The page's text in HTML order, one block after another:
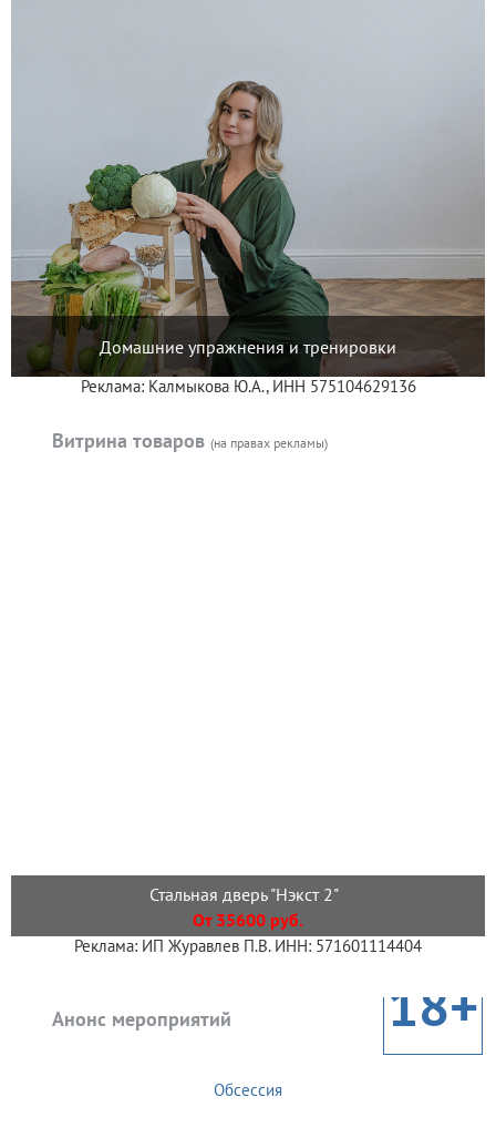
Домашние упражнения и тренировки
Реклама: Калмыкова Ю.А., ИНН 575104629136
Витрина товаров (на правах рекламы)
Стальная дверь "Нэкст 2"
От 35600 руб.
Реклама: ИП Журавлев П.В. ИНН: 571601114404
Анонс мероприятий 18+
Обсессия